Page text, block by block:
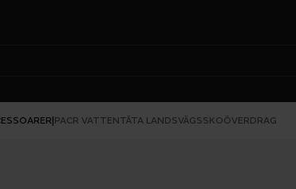
PACR VATTENTÄTA LANDSVÄGSSKOÖVERDRAG